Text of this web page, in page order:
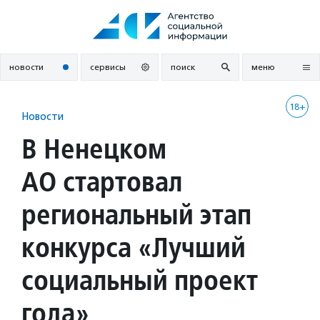
новости сервисы поиск меню
18+
Новости
В Ненецком
АО стартовал
региональный этап
конкурса «Лучший
социальный проект
года»